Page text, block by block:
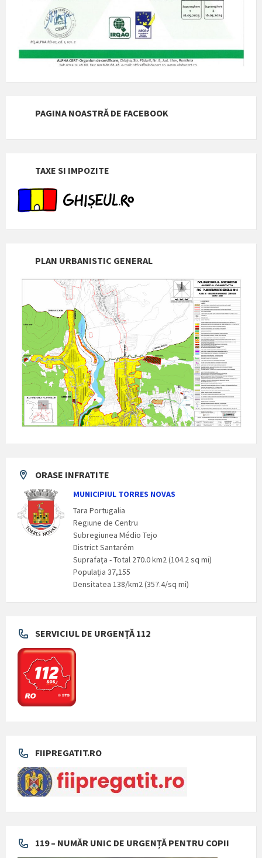
PAGINA NOASTRĂ DE FACEBOOK
TAXE SI IMPOZITE
PLAN URBANISTIC GENERAL
ORASE INFRATITE
MUNICIPIUL TORRES NOVAS
Tara Portugalia
Regiune de Centru
Subregiunea Médio Tejo
District Santarém
Suprafaţa - Total 270.0 km2 (104.2 sq mi)
Populaţia 37,155
Densitatea 138/km2 (357.4/sq mi)
SERVICIUL DE URGENȚĂ 112
FIIPREGATIT.RO
119 – NUMĂR UNIC DE URGENȚĂ PENTRU COPII